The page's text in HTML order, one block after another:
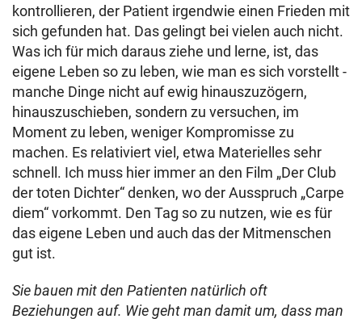
kontrollieren, der Patient irgendwie einen Frieden mit
sich gefunden hat. Das gelingt bei vielen auch nicht.
Was ich für mich daraus ziehe und lerne, ist, das
eigene Leben so zu leben, wie man es sich vorstellt -
manche Dinge nicht auf ewig hinauszuzögern,
hinauszuschieben, sondern zu versuchen, im
Moment zu leben, weniger Kompromisse zu
machen. Es relativiert viel, etwa Materielles sehr
schnell. Ich muss hier immer an den Film „Der Club
der toten Dichter“ denken, wo der Ausspruch „Carpe
diem“ vorkommt. Den Tag so zu nutzen, wie es für
das eigene Leben und auch das der Mitmenschen
gut ist.
Sie bauen mit den Patienten natürlich oft
Beziehungen auf. Wie geht man damit um, dass man